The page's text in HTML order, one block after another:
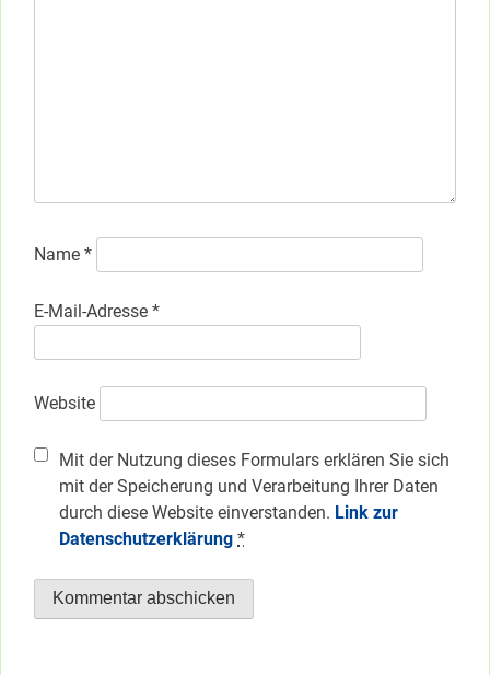
Name *
E-Mail-Adresse *
Website
Mit der Nutzung dieses Formulars erklären Sie sich
mit der Speicherung und Verarbeitung Ihrer Daten
durch diese Website einverstanden. Link zur
Datenschutzerklärung *